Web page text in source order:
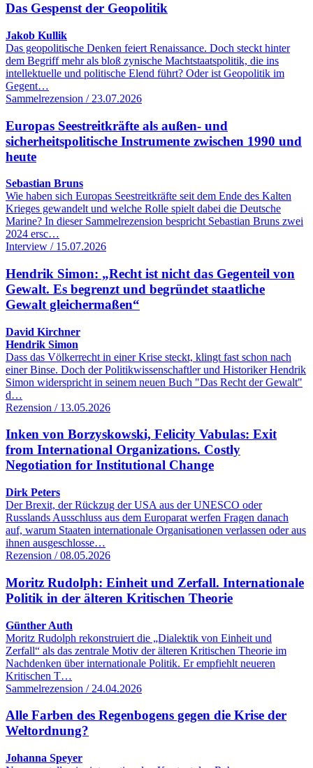
Das Gespenst der Geopolitik
Jakob Kullik
Das geopolitische Denken feiert Renaissance. Doch steckt hinter
dem Begriff mehr als bloß zynische Machtstaatspolitik, die ins
intellektuelle und politische Elend führt? Oder ist Geopolitik im
Gegent…
Sammelrezension / 23.07.2026
Europas Seestreitkräfte als außen- und
sicherheitspolitische Instrumente zwischen 1990 und
heute
Sebastian Bruns
Wie haben sich Europas Seestreitkräfte seit dem Ende des Kalten
Krieges gewandelt und welche Rolle spielt dabei die Deutsche
Marine? In dieser Sammelrezension bespricht Sebastian Bruns zwei
2024 ersc…
Interview / 15.07.2026
Hendrik Simon: „Recht ist nicht das Gegenteil von
Gewalt. Es begrenzt und begründet staatliche
Gewalt gleichermaßen“
David Kirchner
Hendrik Simon
Dass das Völkerrecht in einer Krise steckt, klingt fast schon nach
einer Binse. Doch der Politikwissenschaftler und Historiker Hendrik
Simon widerspricht in seinem neuen Buch "Das Recht der Gewalt"
d…
Rezension / 13.05.2026
Inken von Borzyskowski, Felicity Vabulas: Exit
from International Organizations. Costly
Negotiation for Institutional Change
Dirk Peters
Der Brexit, der Rückzug der USA aus der UNESCO oder
Russlands Ausschluss aus dem Europarat werfen Fragen danach
auf, warum Staaten internationale Organisationen verlassen oder aus
ihnen ausgeschlosse…
Rezension / 08.05.2026
Moritz Rudolph: Einheit und Zerfall. Internationale
Politik in der älteren Kritischen Theorie
Günther Auth
Moritz Rudolph rekonstruiert die „Dialektik von Einheit und
Zerfall“ als das zentrale Motiv der älteren Kritischen Theorie im
Nachdenken über internationale Politik. Er empfiehlt neueren
Kritischen T…
Sammelrezension / 24.04.2026
Alle Farben des Regenbogens gegen die Krise der
Weltordnung?
Johanna Speyer